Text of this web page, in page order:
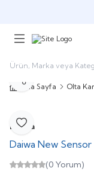
Ana Sayfa Olta
Favoriye Ekle
Paylaş
Daiwa
Daiwa New
(0 Yorum)